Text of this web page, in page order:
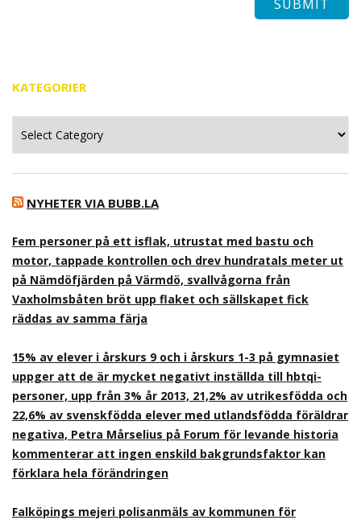
KATEGORIER
NYHETER VIA BUBB.LA
Fem personer på ett isflak, utrustat med bastu och
motor, tappade kontrollen och drev hundratals meter ut
på Nämdöfjärden på Värmdö, svallvågorna från
Vaxholmsbåten bröt upp flaket och sällskapet fick
räddas av samma färja
15% av elever i årskurs 9 och i årskurs 1-3 på gymnasiet
uppger att de är mycket negativt inställda till hbtqi-
personer, upp från 3% år 2013, 21,2% av utrikesfödda och
22,6% av svenskfödda elever med utlandsfödda föräldrar
negativa, Petra Mårselius på Forum för levande historia
kommenterar att ingen enskild bakgrundsfaktor kan
förklara hela förändringen
Falköpings mejeri polisanmäls av kommunen för